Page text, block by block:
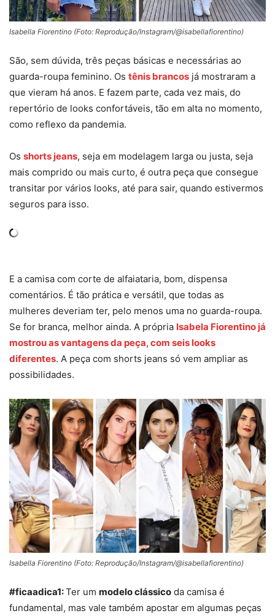
Isabella Fiorentino (Foto: Reprodução/Instagram/@isabellafiorentino)
São, sem dúvida, três peças básicas e necessárias ao
guarda-roupa feminino. Os tênis brancos já mostraram a
que vieram há anos. E fazem parte, cada vez mais, do
repertório de looks confortáveis, tão em alta no momento,
como reflexo da pandemia.
Os shorts jeans, seja em modelagem larga ou justa, seja
mais comprido ou mais curto, é outra peça que consegue
transitar por vários looks, até para sair, quando estivermos
seguros para isso.
E a camisa com corte de alfaiataria, bom, dispensa
comentários. É tão prática e versátil, que todas as
mulheres deveriam ter, pelo menos uma no guarda-roupa.
Se for branca, melhor ainda. A própria Isabela Fiorentino já
mostrou as vantagens da peça, com seis looks
diferentes. A peça com shorts jeans só vem ampliar as
possibilidades.
Isabella Fiorentino (Foto: Reprodução/Instagram/@isabellafiorentino)
#ficaadica1:Ter um modelo clássico da camisa é
fundamental, mas vale também apostar em algumas peças